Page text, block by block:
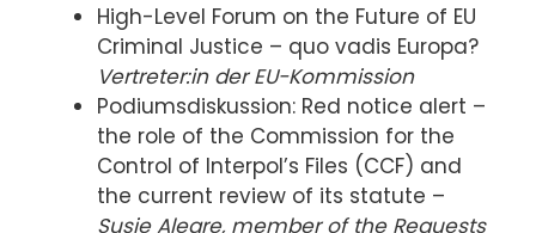
High-Level Forum on the Future of EU
Criminal Justice – quo vadis Europa?
Vertreter:in der EU-Kommission
Podiumsdiskussion: Red notice alert –
the role of the Commission for the
Control of Interpol’s Files (CCF) and
the current review of its statute –
Susie Alegre, member of the Requests